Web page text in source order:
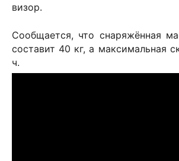
визор.
Сообщается, что снаряжённая
составит 40 кг, а максимальная
ч.